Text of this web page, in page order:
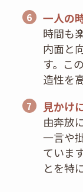
6 一人の
時間も
内面と
す。こ
造性を
7 見かけ
由奔放
一言や
ていま
とを特